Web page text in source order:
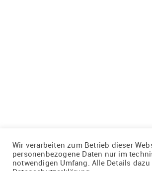
Wir verarbeiten zum Betrieb dieser
personenbezogene Daten nur im
notwendigen Umfang. Alle Details